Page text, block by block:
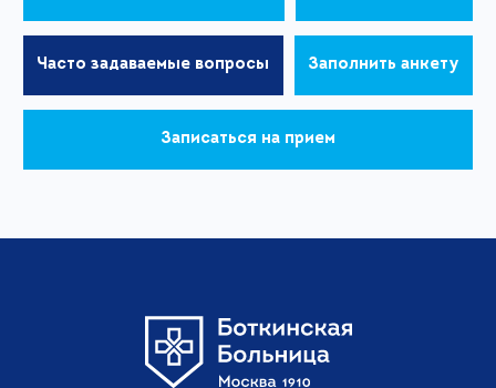
Часто задаваемые вопросы Заполнить анкету
Записаться на прием